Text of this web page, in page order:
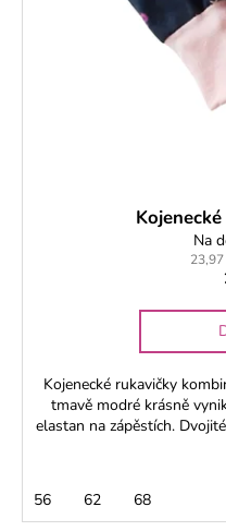
Na
Kojenecké rukavičky
tmavě modré krásně
elastan na zápěstích.
56 62 68